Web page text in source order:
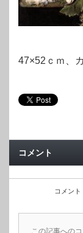
47×52ｃｍ、
コメント
コメント
この記事への